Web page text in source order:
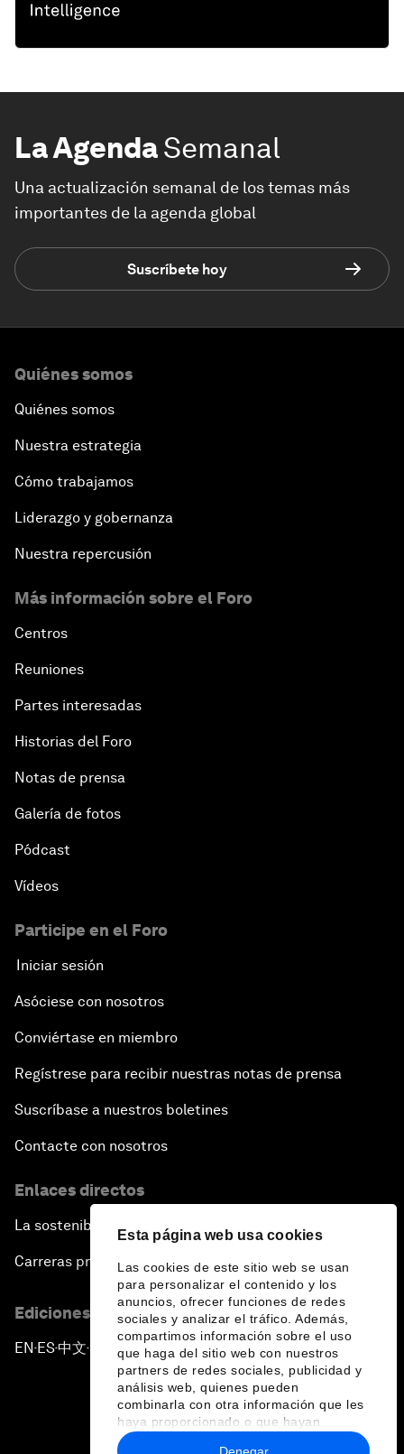
Esta página web usa cookies
Las cookies de este sitio web se usan
para personalizar el contenido y los
anuncios, ofrecer funciones de redes
sociales y analizar el tráfico. Además,
compartimos información sobre el uso
que haga del sitio web con nuestros
partners de redes sociales, publicidad y
análisis web, quienes pueden
combinarla con otra información que les
haya proporcionado o que hayan
recopilado a partir del uso que haya
Denegar
La AgendaSemanal
Una actualización semanal de los temas más
importantes de la agenda global
Suscríbete hoy
Quiénes somos
Quiénes somos
Nuestra estrategia
Cómo trabajamos
Liderazgo y gobernanza
Nuestra repercusión
Más información sobre el Foro
Centros
Reuniones
Partes interesadas
Historias del Foro
Notas de prensa
Galería de fotos
Pódcast
Vídeos
Participe en el Foro
Iniciar sesión
Asóciese con nosotros
Conviértase en miembro
Regístrese para recibir nuestras notas de prensa
Suscríbase a nuestros boletines
Contacte con nosotros
Enlaces directos
La sostenibilidad en el Foro
Carreras profesionales
Ediciones en otros idiomas
EN ▪ ES▪中文▪ 日本語